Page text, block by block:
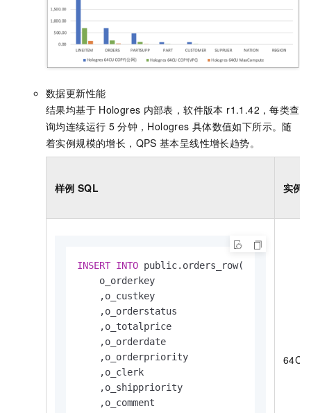
数据更新性能
结果均基于 Hologres 内部表，软件版本 r1.1.42，每类查
询均连续运行 5 分钟，Hologres 具体数值如下所示。随
着实例规模的增长，QPS 基本呈线性增长趋势。
样例 SQL 实例
INSERT INTO public.orders_row(
    o_orderkey
    ,o_custkey
    ,o_orderstatus
    ,o_totalprice
    ,o_orderdate
    ,o_orderpriority
    ,o_clerk
    ,o_shippriority
    ,o_comment
64CU